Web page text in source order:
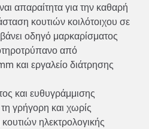
απαραίτητα για την καθαρή
κουτιών κοιλότοιχου σε
οδηγό μαρκαρίσματος
από
και εργαλείο διάτρησης
και ευθυγράμμισης
τη γρήγορη και χωρίς
ηλεκτρολογικής